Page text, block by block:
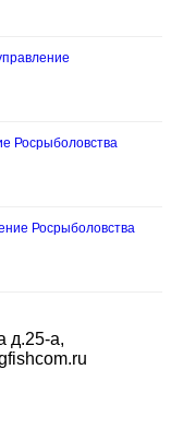
Росрыболовства
Росрыболовства
д.25-а,